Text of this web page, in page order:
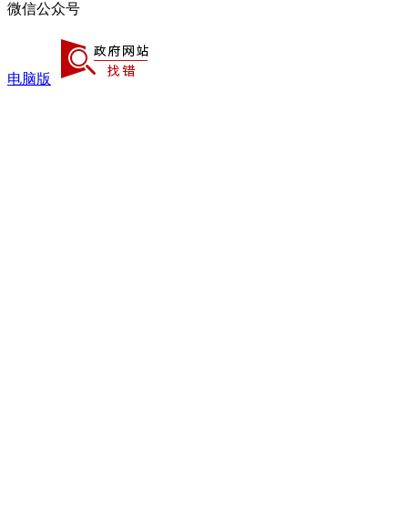
微信公众号
电脑版